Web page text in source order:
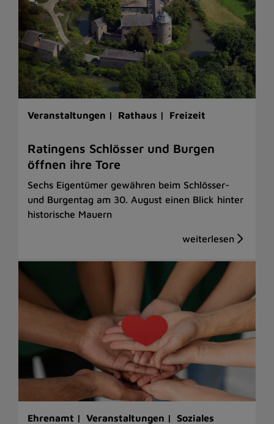
Veranstaltungen | Rathaus | Freizeit
Ratingens Schlösser und Burgen
öffnen ihre Tore
Sechs Eigentümer gewähren beim Schlösser-
und Burgentag am 30. August einen Blick hinter
historische Mauern
Ehrenamt | Veranstaltungen | Soziales